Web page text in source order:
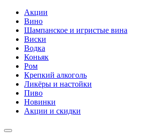
Акции
Вино
Шампанское и игристые вина
Виски
Водка
Коньяк
Ром
Крепкий алкоголь
Ликёры и настойки
Пиво
Новинки
Акции и скидки